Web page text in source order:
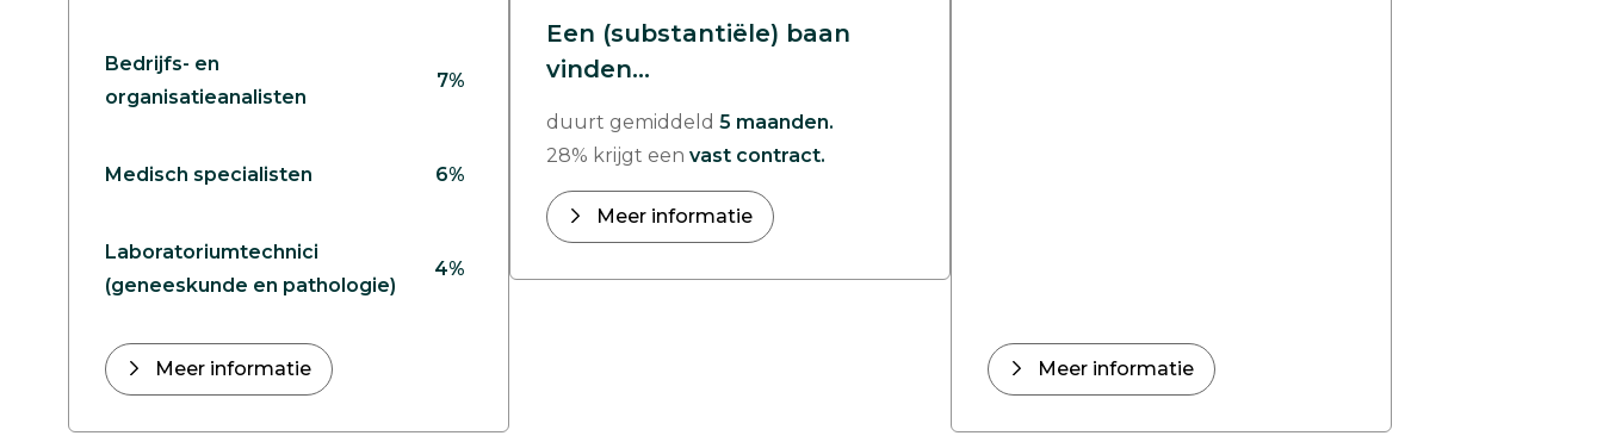
Bedrijfs- en
organisatieanalisten
7%
Medisch specialisten 6%
Laboratoriumtechnici
(geneeskunde en pathologie)
4%
Meer informatie
Een (substantiële) baan
vinden...
duurt gemiddeld 5 maanden.
28% krijgt een vast contract.
Meer informatie
Meer informatie